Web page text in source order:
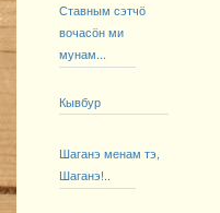
Ставным сэтчӧ
вочасӧн ми
мунам...
Кывбур
Шаганэ менам тэ,
Шаганэ!..